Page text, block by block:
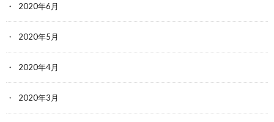
2020年6月
2020年5月
2020年4月
2020年3月